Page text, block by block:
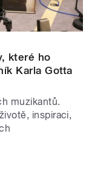
které ho
Karla Gotta
muzikantů.
inspiraci,